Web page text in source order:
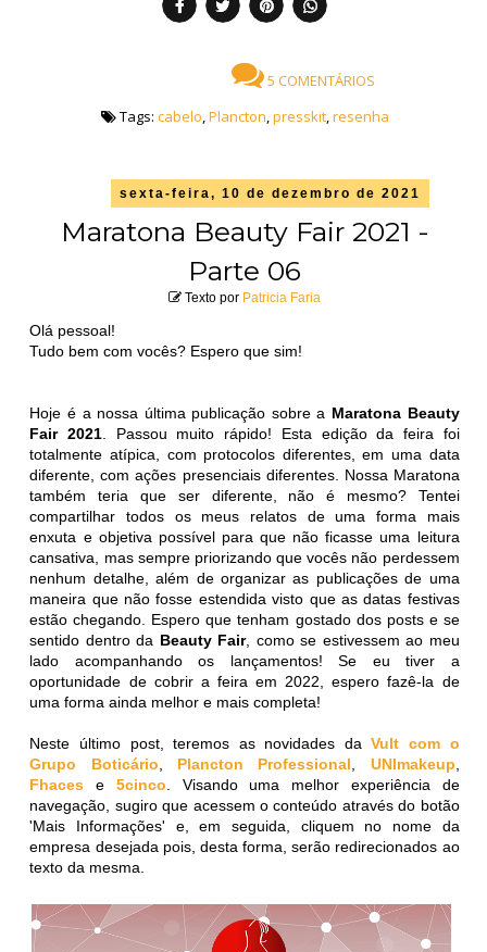
5 COMENTÁRIOS
Tags: cabelo,Plancton,presskit,resenha
sexta-feira, 10 de dezembro de 2021
Maratona Beauty Fair 2021 -
Parte 06
Texto por Patricia Faria
Olá pessoal!
Tudo bem com vocês? Espero que sim!
Hoje é a nossa última publicação sobre a Maratona Beauty
Fair 2021 . Passou muito rápido! Esta edição da feira foi
totalmente atípica, com protocolos diferentes, em uma data
diferente, com ações presenciais diferentes. Nossa Maratona
também teria que ser diferente, não é mesmo? Tentei
compartilhar todos os meus relatos de uma forma mais
enxuta e objetiva possível para que não ficasse uma leitura
cansativa, mas sempre priorizando que vocês não perdessem
nenhum detalhe, além de organizar as publicações de uma
maneira que não fosse estendida visto que as datas festivas
estão chegando. Espero que tenham gostado dos posts e se
sentido dentro da Beauty Fair, como se estivessem ao meu
lado acompanhando os lançamentos! Se eu tiver a
oportunidade de cobrir a feira em 2022, espero fazê-la de
uma forma ainda melhor e mais completa!
Neste último post, teremos as novidades daVult com o
Grupo Boticário
Plancton Professional UNImakeup
Fhaces e 5cinco . Visando uma melhor experiência de
navegação, sugiro que acessem o conteúdo através do botão
'Mais Informações' e, em seguida, cliquem no nome da
empresa desejada pois, desta forma, serão redirecionados ao
texto da mesma.